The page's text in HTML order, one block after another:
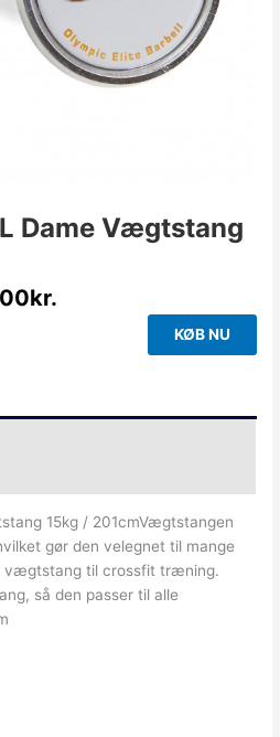
Dame Vægtstang
kr.
KØB NU
15kg / 201cmVægtstangen
gør den velegnet til mange
vægtstang til crossfit træning.
så den passer til alle